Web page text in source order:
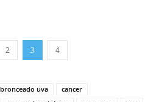
2 3 4
bronceado uva
cancer